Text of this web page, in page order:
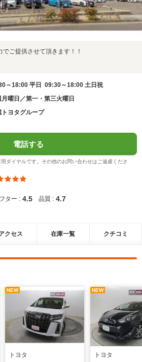
でご提供させて頂きます！！
～18:00 平日 09:30～18:00 土日祝
月曜日／第一・第三火曜日
トヨタグループ
電話する
ダイヤルです。その他のお問い合わせはご遠慮くださ
ター : 4.5 品質 : 4.7
クセス 在庫一覧 クチコミ
NEW
トヨタ
NEW
トヨタ